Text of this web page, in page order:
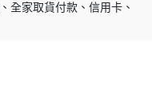
全家取貨付款
信用卡